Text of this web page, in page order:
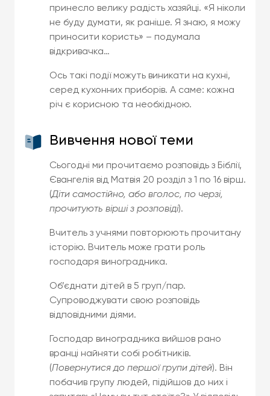
принесло велику радість хазяйці. «Я ніколи
не буду думати, як раніше. Я знаю, я можу
приносити користь» – подумала
відкривачка…
Ось такі події можуть виникати на кухні,
серед кухонних приборів. А саме: кожна
річ є корисною та необхідною.
Вивчення нової теми
Сьогодні ми прочитаємо розповідь з Біблії,
Євангелія від Матвія 20 розділ з 1 по 16 вірш.
(Діти самостійно, або вголос, по черзі,
прочитують вірші з розповіді).
Вчитель з учнями повторюють прочитану
історію. Вчитель може грати роль
господаря виноградника.
Об’єднати дітей в 5 груп/пар.
Супроводжувати свою розповідь
відповідними діями.
Господар виноградника вийшов рано
вранці найняти собі робітників.
(Повернутися до першої групи дітей). Він
побачив групу людей, підійшов до них і